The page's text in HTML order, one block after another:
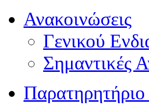
Ανακοινώσεις
Γενικού
Σημαντικές